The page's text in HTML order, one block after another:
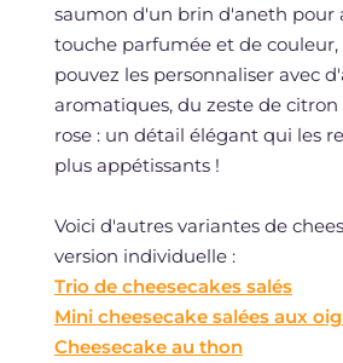
saumon d'un brin d'aneth pour
touche parfumée et de couleur,
pouvez les personnaliser avec
aromatiques, du zeste de
rose : un détail élégant qui les
plus appétissants !
Voici d'autres variantes de
version individuelle :
Trio de cheesecakes salés
Mini cheesecake salées aux
Cheesecake au thon